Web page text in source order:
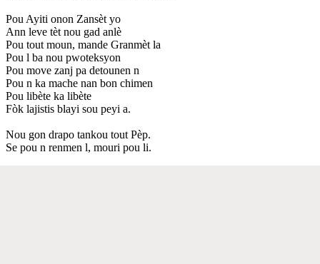
Pou Ayiti onon Zansèt yo
Ann leve tèt nou gad anlè
Pou tout moun, mande Granmèt la
Pou l ba nou pwoteksyon
Pou move zanj pa detounen n
Pou n ka mache nan bon chimen
Pou libète ka libète
Fòk lajistis blayi sou peyi a.
Nou gon drapo tankou tout Pèp.
Se pou n renmen l, mouri pou li.